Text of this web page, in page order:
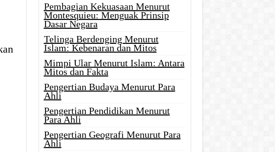
Pembagian Kekuasaan Menurut
Montesquieu: Menguak Prinsip
Dasar Negara
Telinga Berdenging Menurut
Islam: Kebenaran dan Mitos
Mimpi Ular Menurut Islam: Antara
Mitos dan Fakta
Pengertian Budaya Menurut Para
Ahli
Pengertian Pendidikan Menurut
Para Ahli
Pengertian Geografi Menurut Para
Ahli